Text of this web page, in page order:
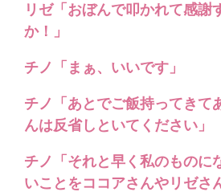
リゼ「おぼんで叩かれて感謝
か！」
チノ「まぁ、いいです」
チノ「あとでご飯持ってきて
んは反省しといてください」
チノ「それと早く私のものに
いことをココアさんやリゼさ